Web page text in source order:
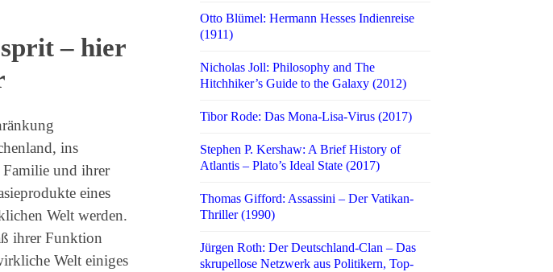
– hier
ins
Familie und ihrer
eines
Welt werden.
ihrer Funktion
Welt einiges
Otto Blümel: Hermann Hesses Indienreise
(1911)
Nicholas Joll: Philosophy and The
Hitchhiker’s Guide to the Galaxy (2012)
Tibor Rode: Das Mona-Lisa-Virus (2017)
Stephen P. Kershaw: A Brief History of
Atlantis – Plato’s Ideal State (2017)
Thomas Gifford: Assassini – Der Vatikan-
Thriller (1990)
Jürgen Roth: Der Deutschland-Clan – Das
skrupellose Netzwerk aus Politikern, Top-